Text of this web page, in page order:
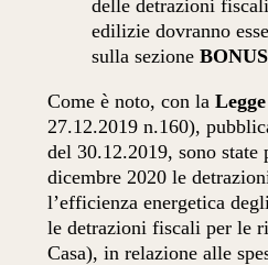
delle detrazioni
edilizie dovranno
sulla sezione
Come è noto, con la
27.12.2019 n.160),
del 30.12.2019, sono state
dicembre 2020 le
l’efficienza energetica
le detrazioni fiscali per le
Casa), in relazione alle